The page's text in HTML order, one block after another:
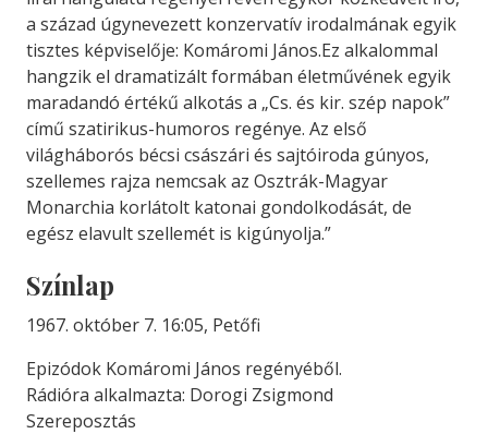
a század úgynevezett konzervatív irodalmának egyik
tisztes képviselője: Komáromi János.Ez alkalommal
hangzik el dramatizált formában életművének egyik
maradandó értékű alkotás a „Cs. és kir. szép napok”
című szatirikus-humoros regénye. Az első
világháborós bécsi császári és sajtóiroda gúnyos,
szellemes rajza nemcsak az Osztrák-Magyar
Monarchia korlátolt katonai gondolkodását, de
egész elavult szellemét is kigúnyolja.”
Színlap
1967. október 7. 16:05, Petőfi
Epizódok Komáromi János regényéből.
Rádióra alkalmazta: Dorogi Zsigmond
Szereposztás